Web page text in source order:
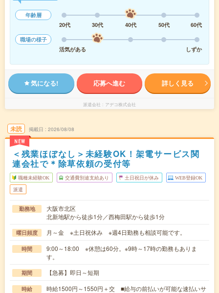
年齢層
20代
30代 40代 50代
60代
職場の様子
活気がある
しずか
気になる! 応募へ進む 詳しく見る
派遣会社 アデコ株式会社
未読
NEW
掲載日 2026/08/08
＜残業ほぼなし＞未経験OK！架電サービス関
連会社で＊除草依頼の受付等
職種未経験OK 交通費別途支給あり 土日祝日が休み WEB登録OK
派遣
勤務地
大阪市北区
北新地駅から徒歩1分／西梅田駅から徒歩1分
曜日頻度 月～金 ※土日祝休み ※週4日勤務も相談可能です。
時間
9:00～18:00 ※休憩は60分。※9時～17時の勤務もありま
す。
期間 【急募】即日～短期
時給
時給1500円～1550円＋交 ■給与の前払いが可能な速払いサ